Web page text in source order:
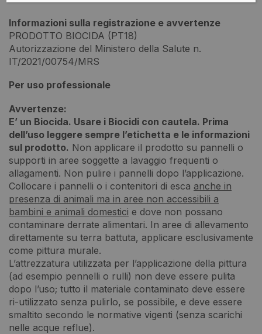
Informazioni sulla registrazione e avvertenze
PRODOTTO BIOCIDA (PT18)
Autorizzazione del Ministero della Salute n.
IT/2021/00754/MRS
Per uso professionale
Avvertenze:
E’ un Biocida. Usare i Biocidi con cautela. Prima
dell’uso leggere sempre l’etichetta e le informazioni
sul prodotto. Non applicare il prodotto su pannelli o
supporti in aree soggette a lavaggio frequenti o
allagamenti. Non pulire i pannelli dopo l’applicazione.
Collocare i pannelli o i contenitori di esca anche in
presenza di animali ma in aree non accessibili a
bambini e animali domestici e dove non possano
contaminare derrate alimentari. In aree di allevamento
direttamente su terra battuta, applicare esclusivamente
come pittura murale.
L’attrezzatura utilizzata per l’applicazione della pittura
(ad esempio pennelli o rulli) non deve essere pulita
dopo l’uso; tutto il materiale contaminato deve essere
ri-utilizzato senza pulirlo, se possibile, e deve essere
smaltito secondo le normative vigenti (senza scarichi
nelle acque reflue).